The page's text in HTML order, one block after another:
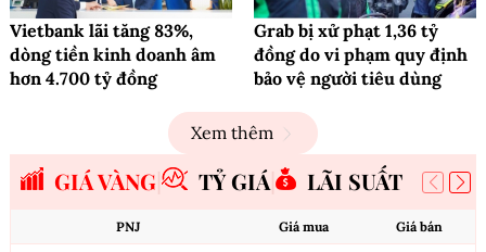
Vietbank lãi tăng 83%,
dòng tiền kinh doanh âm
hơn 4.700 tỷ đồng
Grab bị xử phạt 1,36 tỷ
đồng do vi phạm quy định
bảo vệ người tiêu dùng
Xem thêm
GIÁ VÀNG TỶ GIÁ LÃI SUẤT
PNJ Giá mua Giá bán